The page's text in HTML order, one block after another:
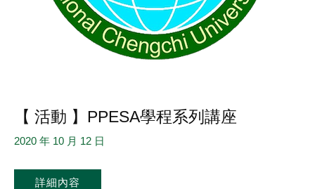
【 活動 】PPESA學程系列講座
2020 年 10 月 12 日
詳細內容